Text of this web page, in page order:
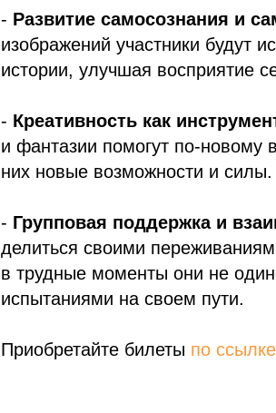
- Развитие самосознания и
изображений участники будут
истории, улучшая восприятие
- Креативность как
и фантазии помогут по-новому
них новые возможности и силы.
- Групповая поддержка и
делиться своими
в трудные моменты они не
испытаниями на своем пути.
Приобретайте билеты по ссылке